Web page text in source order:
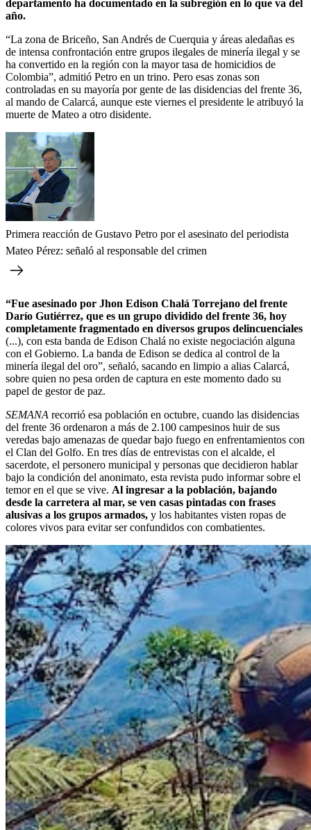
departamento ha documentado en la subregión en lo que va del
año.
“La zona de Briceño, San Andrés de Cuerquia y áreas aledañas es
de intensa confrontación entre grupos ilegales de minería ilegal y se
ha convertido en la región con la mayor tasa de homicidios de
Colombia”, admitió Petro en un trino. Pero esas zonas son
controladas en su mayoría por gente de las disidencias del frente 36,
al mando de Calarcá, aunque este viernes el presidente le atribuyó la
muerte de Mateo a otro disidente.
Primera reacción de Gustavo Petro por el asesinato del periodista
Mateo Pérez: señaló al responsable del crimen
“Fue asesinado por Jhon Edison Chalá Torrejano del frente
Darío Gutiérrez, que es un grupo dividido del frente 36, hoy
completamente fragmentado en diversos grupos delincuenciales
(...), con esta banda de Edison Chalá no existe negociación alguna
con el Gobierno. La banda de Edison se dedica al control de la
minería ilegal del oro”, señaló, sacando en limpio a alias Calarcá,
sobre quien no pesa orden de captura en este momento dado su
papel de gestor de paz.
SEMANA recorrió esa población en octubre, cuando las disidencias
del frente 36 ordenaron a más de 2.100 campesinos huir de sus
veredas bajo amenazas de quedar bajo fuego en enfrentamientos con
el Clan del Golfo. En tres días de entrevistas con el alcalde, el
sacerdote, el personero municipal y personas que decidieron hablar
bajo la condición del anonimato, esta revista pudo informar sobre el
temor en el que se vive. Al ingresar a la población, bajando
desde la carretera al mar, se ven casas pintadas con frases
alusivas a los grupos armados, y los habitantes visten ropas de
colores vivos para evitar ser confundidos con combatientes.